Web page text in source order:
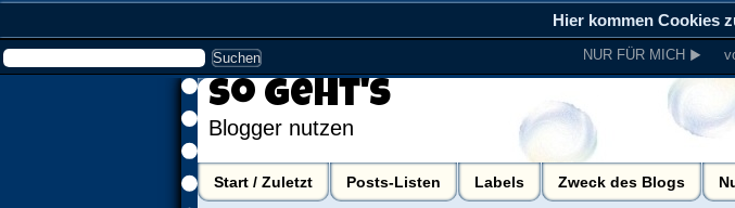
Hier kommen Cookies
NUR FÜR MICH ▶
So geht's
Blogger nutzen
Start / Zuletzt Posts-Listen Labels Zweck des Blogs